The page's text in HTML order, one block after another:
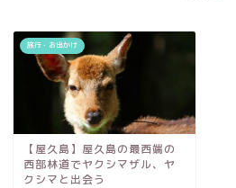
旅行・お出かけ
【屋久島】屋久島の最西端の
西部林道でヤクシマザル、ヤ
クシマと出会う